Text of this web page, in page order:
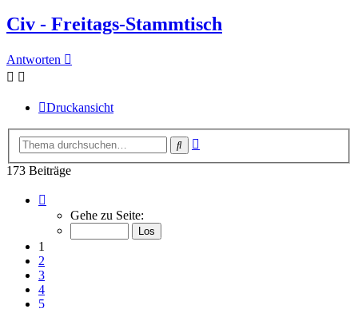
Civ - Freitags-Stammtisch
Antworten
Druckansicht
Suche
173 Beiträge
von
Gehe zu Seite:
1
2
3
4
5